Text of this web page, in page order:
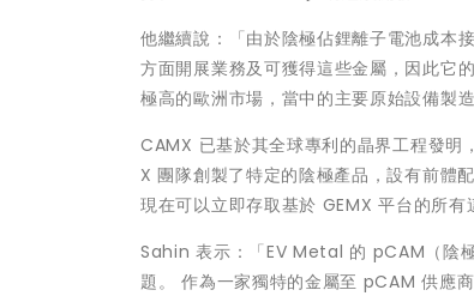
他繼續說：「由於陰極佔鋰離子電池成本
方面開展業務及可獲得這些金屬，因此它
極高的歐洲市場，當中的主要原始設備製
CAMX 已基於其全球專利的晶界工程發明
X 團隊創製了特定的陰極產品，設有前
現在可以立即存取基於 GEMX 平台的所有
Sahin 表示：「EV Metal 的 pCAM（陰
題。 作為一家獨特的金屬至 pCAM 供應